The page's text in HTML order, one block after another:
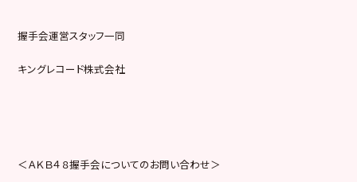
握手会運営スタッフ一同
キングレコード株式会社
＜ＡＫＢ４８握手会についてのお問い合わせ＞